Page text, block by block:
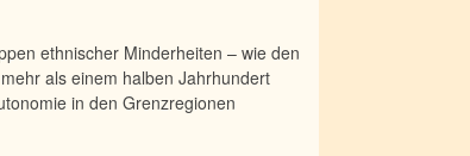
ethnischer Minderheiten – wie den
als einem halben Jahrhundert
in den Grenzregionen